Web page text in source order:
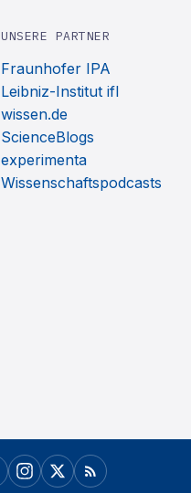
UNSERE PARTNER
Fraunhofer IPA
Leibniz-Institut ifl
wissen.de
ScienceBlogs
experimenta
Wissenschaftspodcasts